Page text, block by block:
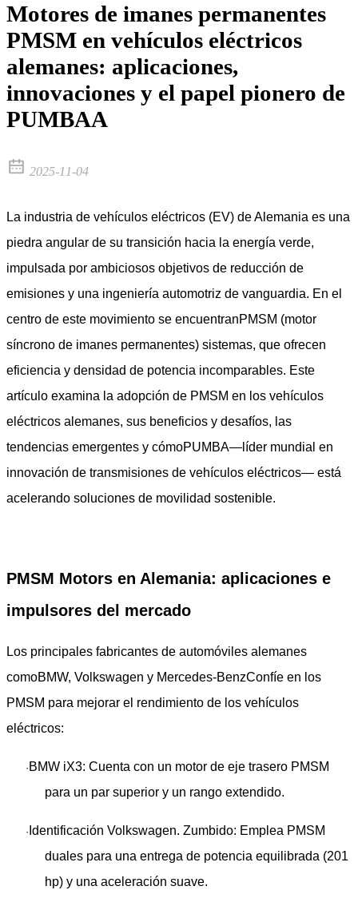
Motores de imanes permanentes
PMSM en vehículos eléctricos
alemanes: aplicaciones,
innovaciones y el papel pionero de
PUMBAA
2025-11-04
La industria de vehículos eléctricos (EV) de Alemania es una
piedra angular de su transición hacia la energía verde,
impulsada por ambiciosos objetivos de reducción de
emisiones y una ingeniería automotriz de vanguardia. En el
centro de este movimiento se encuentranPMSM (motor
síncrono de imanes permanentes) ​ sistemas, que ofrecen
eficiencia y densidad de potencia incomparables. Este
artículo examina la adopción de PMSM en los vehículos
eléctricos alemanes, sus beneficios y desafíos, las
tendencias emergentes y cómoPUMBA—líder mundial en
innovación de transmisiones de vehículos eléctricos— está
acelerando soluciones de movilidad sostenible.
PMSM Motors en Alemania: aplicaciones e
impulsores del mercado
Los principales fabricantes de automóviles alemanes
comoBMW, Volkswagen y Mercedes-BenzConfíe en los
PMSM para mejorar el rendimiento de los vehículos
eléctricos:
· BMW iX3: Cuenta con un motor de eje trasero PMSM
para un par superior y un rango extendido.
· Identificación Volkswagen. Zumbido: Emplea PMSM
duales para una entrega de potencia equilibrada (201
hp) y una aceleración suave.